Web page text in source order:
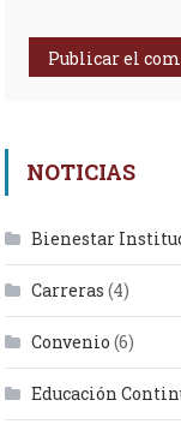
NOTICIAS
Bienestar
Carreras (4)
Convenio (6)
Educación